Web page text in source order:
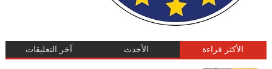
الأكثر قراءة الأحدث آخر التعليقات